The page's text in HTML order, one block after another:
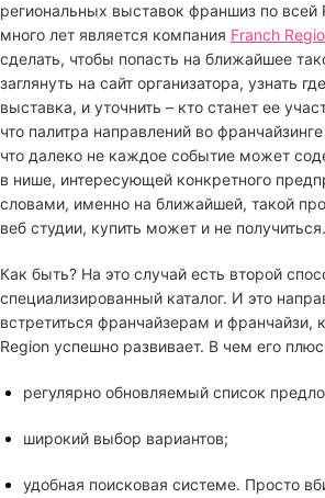
региональных выставок франшиз по
много лет является компания Franch
сделать, чтобы попасть на ближайшее
заглянуть на сайт организатора, узнать
выставка, и уточнить – кто станет ее
что палитра направлений во
что далеко не каждое событие может
в нише, интересующей конкретного
словами, именно на ближайшей, такой
веб студии, купить может и не получиться.
Как быть? На это случай есть второй
специализированный каталог. И это
встретиться франчайзерам и франчайзи,
Region успешно развивает. В чем его
регулярно обновляемый список
широкий выбор вариантов;
удобная поисковая системе. Просто